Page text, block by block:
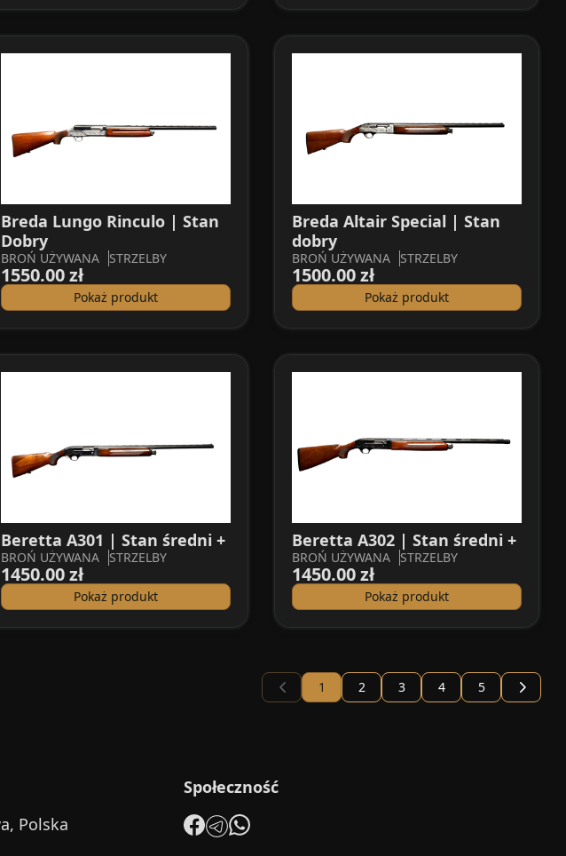
Breda Lungo Rinculo | Stan
Dobry
BROŃ UŻYWANA STRZELBY
1550.00 zł
Pokaż produkt
Breda Altair Special | Stan
dobry
BROŃ UŻYWANA STRZELBY
1500.00 zł
Pokaż produkt
Beretta A301 | Stan średni +
BROŃ UŻYWANA STRZELBY
1450.00 zł
Pokaż produkt
Beretta A302 | Stan średni +
BROŃ UŻYWANA STRZELBY
1450.00 zł
Pokaż produkt
1 2 3 4 5
Polska
Społeczność